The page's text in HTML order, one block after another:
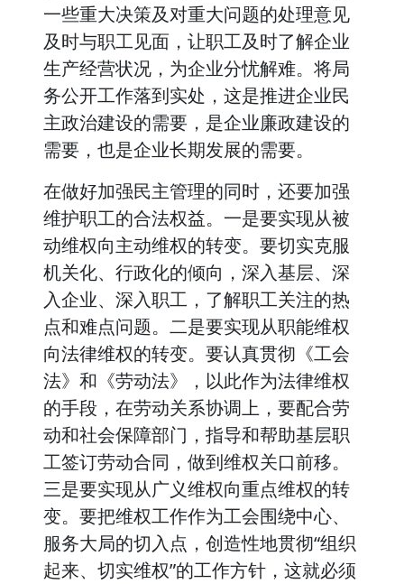
一些重大决策及对重大问题的处理意见
及时与职工见面，让职工及时了解企业
生产经营状况，为企业分忧解难。将局
务公开工作落到实处，这是推进企业民
主政治建设的需要，是企业廉政建设的
需要，也是企业长期发展的需要。
在做好加强民主管理的同时，还要加强
维护职工的合法权益。一是要实现从被
动维权向主动维权的转变。要切实克服
机关化、行政化的倾向，深入基层、深
入企业、深入职工，了解职工关注的热
点和难点问题。二是要实现从职能维权
向法律维权的转变。要认真贯彻《工会
法》和《劳动法》，以此作为法律维权
的手段，在劳动关系协调上，要配合劳
动和社会保障部门，指导和帮助基层职
工签订劳动合同，做到维权关口前移。
三是要实现从广义维权向重点维权的转
变。要把维权工作作为工会围绕中心、
服务大局的切入点，创造性地贯彻“组织
起来、切实维权”的工作方针，这就必须